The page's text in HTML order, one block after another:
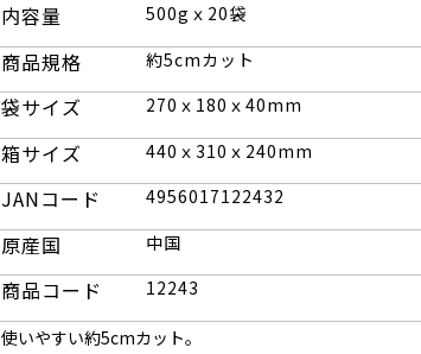
内容量 500gｘ20袋
商品規格 約5cmカット
袋サイズ 270ｘ180ｘ40mm
箱サイズ 440ｘ310ｘ240mm
JANコード 4956017122432
原産国 中国
商品コード 12243
使いやすい約5cmカット。